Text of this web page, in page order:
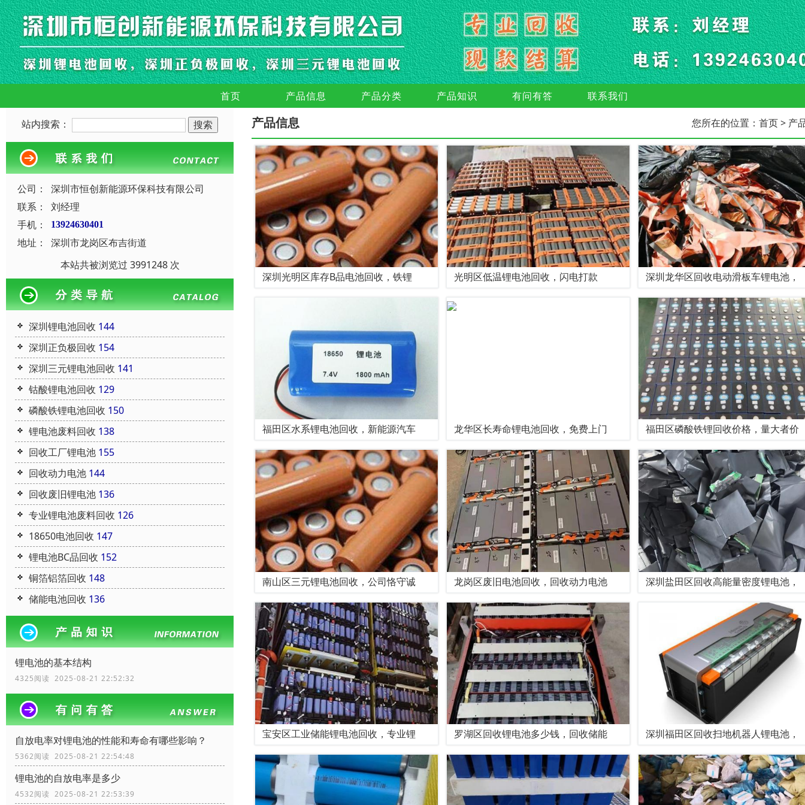
首页 产品信息 产品分类 产品知识 有问有答 联系我们
站内搜索：
公司：
深圳市恒创新能源环保科技有限公司
联系：
刘经理
手机：
13924630401
地址：
深圳市龙岗区布吉街道
本站共被浏览过 3991248 次
深圳锂电池回收 144
深圳正负极回收 154
深圳三元锂电池回收 141
钴酸锂电池回收 129
磷酸铁锂电池回收 150
锂电池废料回收 138
回收工厂锂电池 155
回收动力电池 144
回收废旧锂电池 136
专业锂电池废料回收 126
18650电池回收 147
锂电池BC品回收 152
铜箔铝箔回收 148
储能电池回收 136
锂电池的基本结构
4325阅读 2025-08-21 22:52:32
自放电率对锂电池的性能和寿命有哪些影响？
5362阅读 2025-08-21 22:54:48
锂电池的自放电率是多少
4532阅读 2025-08-21 22:53:39
产品信息 您所在的位置： 首页> 产
深圳光明区库存B品电池回收，铁锂 光明区低温锂电池回收，闪电打款 深圳龙华区回收电动滑板车锂电池，
福田区水系锂电池回收，新能源汽车 龙华区长寿命锂电池回收，免费上门 福田区磷酸铁锂回收价格，量大者价
南山区三元锂电池回收，公司恪守诚 龙岗区废旧电池回收，回收动力电池 深圳盐田区回收高能量密度锂电池，
宝安区工业储能锂电池回收，专业锂 罗湖区回收锂电池多少钱，回收储能 深圳福田区回收扫地机器人锂电池，